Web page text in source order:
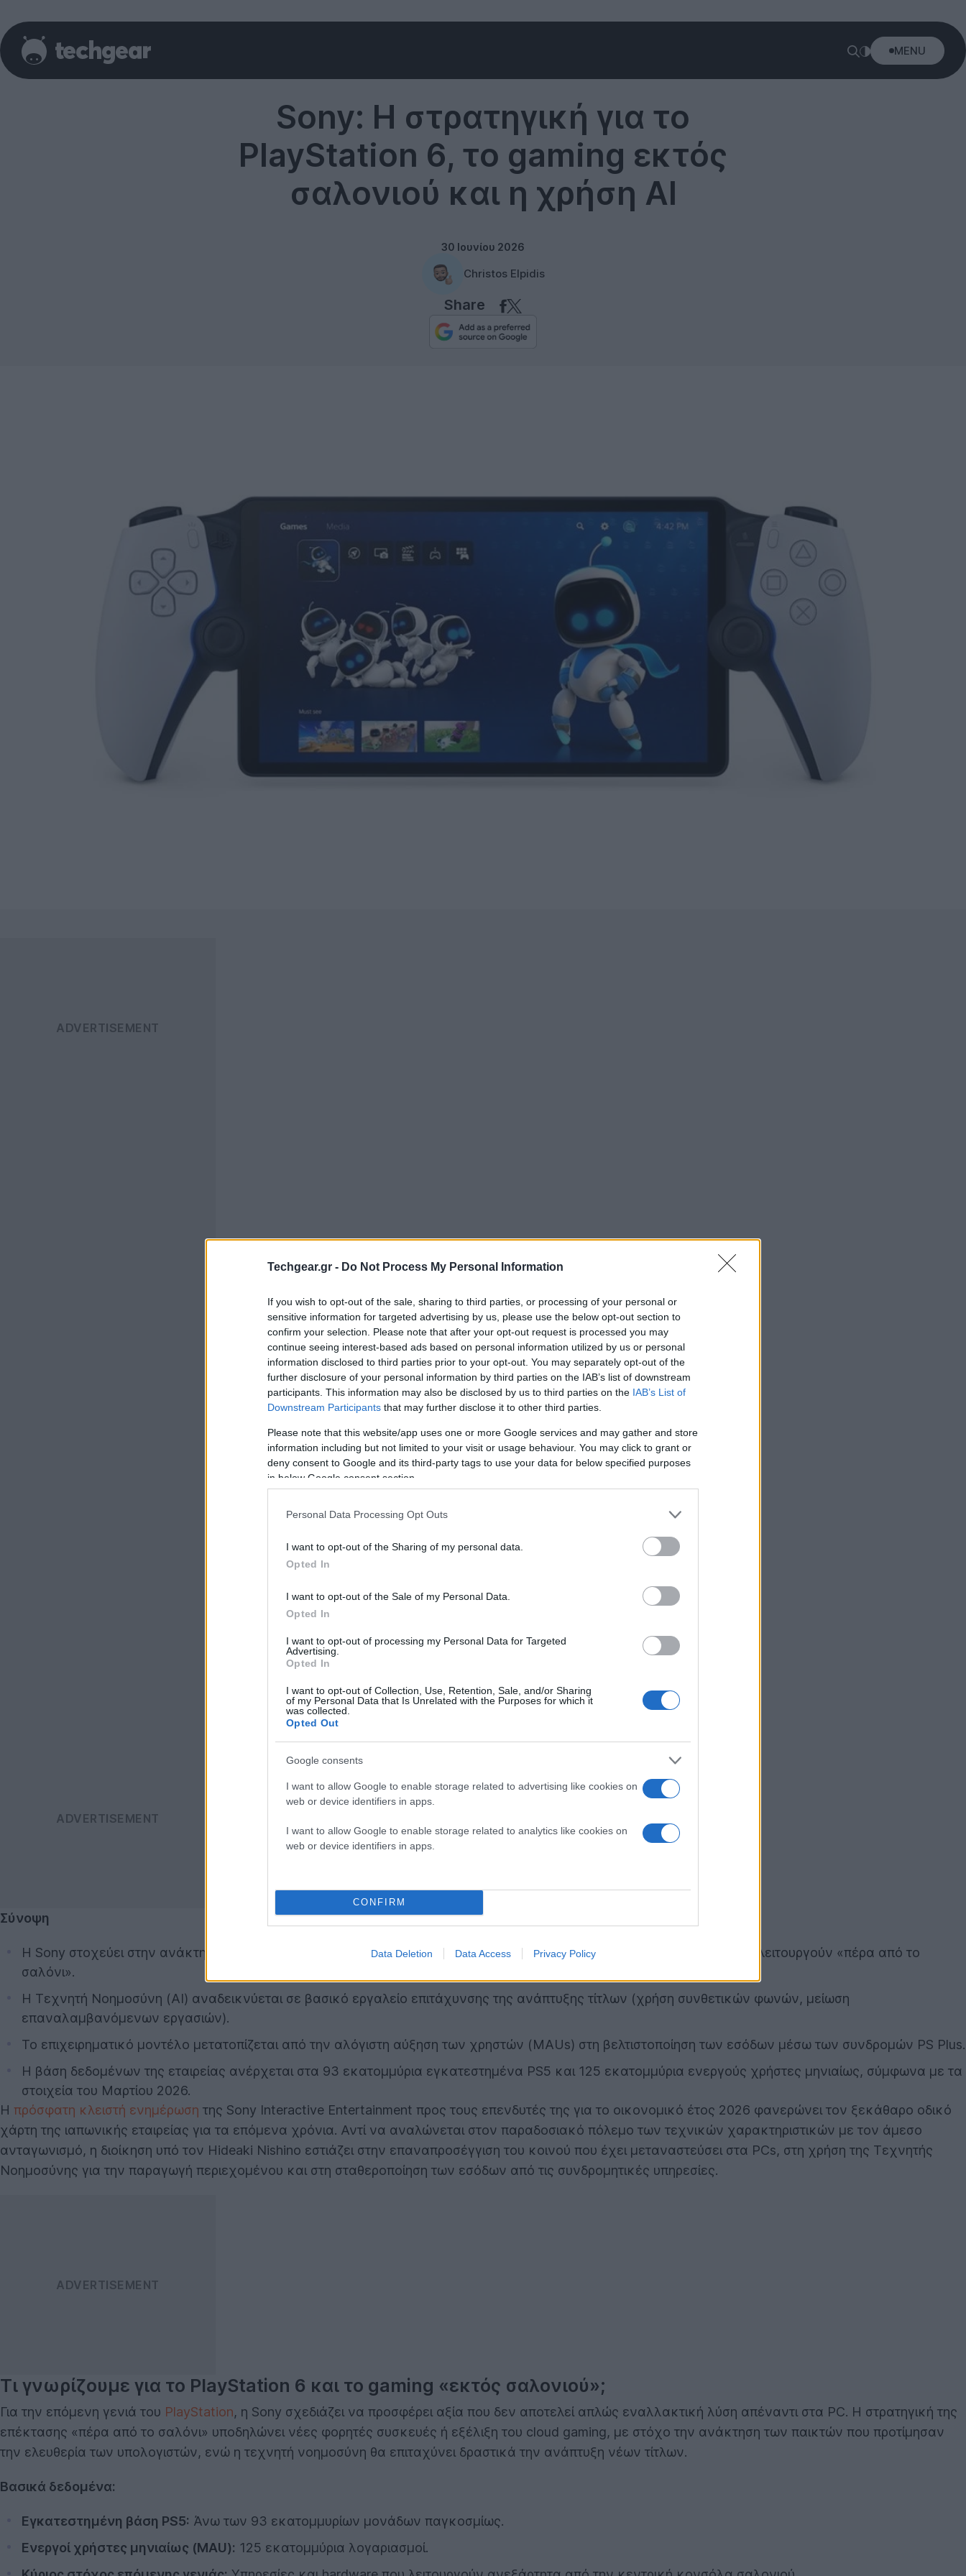
Techgear.gr - Do Not Process My Personal Information
If you wish to opt-out of the sale, sharing to third parties, or processing of your personal or
sensitive information for targeted advertising by us, please use the below opt-out section to
confirm your selection. Please note that after your opt-out request is processed you may
continue seeing interest-based ads based on personal information utilized by us or personal
information disclosed to third parties prior to your opt-out. You may separately opt-out of the
further disclosure of your personal information by third parties on the IAB’s list of downstream
participants. This information may also be disclosed by us to third parties on the IAB’s List of
Downstream Participants that may further disclose it to other third parties.
Please note that this website/app uses one or more Google services and may gather and store
information including but not limited to your visit or usage behaviour. You may click to grant or
deny consent to Google and its third-party tags to use your data for below specified purposes
in below Google consent section.
Personal Data Processing Opt Outs
I want to opt-out of the Sharing of my personal data.
Opted In
I want to opt-out of the Sale of my Personal Data.
Opted In
I want to opt-out of processing my Personal Data for Targeted
Advertising.
Opted In
I want to opt-out of Collection, Use, Retention, Sale, and/or Sharing
of my Personal Data that Is Unrelated with the Purposes for which it
was collected.
Opted Out
Google consents
I want to allow Google to enable storage related to advertising like cookies on
web or device identifiers in apps.
I want to allow Google to enable storage related to analytics like cookies on
web or device identifiers in apps.
CONFIRM
Data Deletion Data Access Privacy Policy
MENU
Sony: Η στρατηγική για το
PlayStation 6, το gaming εκτός
σαλονιού και η χρήση AI
30 Ιουνίου 2026
Christos Elpidis
Share
Σύνοψη
Η Sony στοχεύει στην ανάκτηση των παικτών που μεταπήδησαν στα PC, με την ανάπτυξη νέων στιλ παιχνιδιού που θα λειτουργούν «πέρα από το
σαλόνι».
Η Τεχνητή Νοημοσύνη (AI) αναδεικνύεται σε βασικό εργαλείο επιτάχυνσης της ανάπτυξης τίτλων (χρήση συνθετικών φωνών, μείωση
επαναλαμβανόμενων εργασιών).
Το επιχειρηματικό μοντέλο μετατοπίζεται από την αλόγιστη αύξηση των χρηστών (MAUs) στη βελτιστοποίηση των εσόδων μέσω των συνδρομών PS Plus.
Η βάση δεδομένων της εταιρείας ανέρχεται στα 93 εκατομμύρια εγκατεστημένα PS5 και 125 εκατομμύρια ενεργούς χρήστες μηνιαίως, σύμφωνα με τα
στοιχεία του Μαρτίου 2026.
Η πρόσφατη κλειστή ενημέρωση της Sony Interactive Entertainment προς τους επενδυτές της για το οικονομικό έτος 2026 φανερώνει τον ξεκάθαρο οδικό
χάρτη της ιαπωνικής εταιρείας για τα επόμενα χρόνια. Αντί να αναλώνεται στον παραδοσιακό πόλεμο των τεχνικών χαρακτηριστικών με τον άμεσο
ανταγωνισμό, η διοίκηση υπό τον Hideaki Nishino εστιάζει στην επαναπροσέγγιση του κοινού που έχει μεταναστεύσει στα PCs, στη χρήση της Τεχνητής
Νοημοσύνης για την παραγωγή περιεχομένου και στη σταθεροποίηση των εσόδων από τις συνδρομητικές υπηρεσίες.
Τι γνωρίζουμε για το PlayStation 6 και το gaming «εκτός σαλονιού»;
Για την επόμενη γενιά του PlayStation, η Sony σχεδιάζει να προσφέρει αξία που δεν αποτελεί απλώς εναλλακτική λύση απέναντι στα PC. Η στρατηγική της
επέκτασης «πέρα από το σαλόνι» υποδηλώνει νέες φορητές συσκευές ή εξέλιξη του cloud gaming, με στόχο την ανάκτηση των παικτών που προτίμησαν
την ελευθερία των υπολογιστών, ενώ η τεχνητή νοημοσύνη θα επιταχύνει δραστικά την ανάπτυξη νέων τίτλων.
Βασικά δεδομένα:
Εγκατεστημένη βάση PS5: Άνω των 93 εκατομμυρίων μονάδων παγκοσμίως.
Ενεργοί χρήστες μηνιαίως (MAU): 125 εκατομμύρια λογαριασμοί.